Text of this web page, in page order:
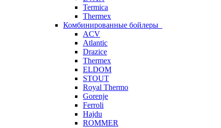
Termica
Thermex
Комбинированные бойлеры
ACV
Atlantic
Drazice
Thermex
ELDOM
STOUT
Royal Thermo
Gorenje
Ferroli
Hajdu
ROMMER